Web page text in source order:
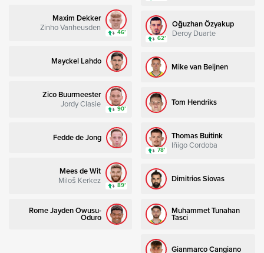
Maxim Dekker
Zinho Vanheusden
46’
Mayckel Lahdo
Zico Buurmeester
Jordy Clasie
90’
Fedde de Jong
Mees de Wit
Miloš Kerkez
89’
Rome Jayden Owusu-
Oduro
Oğuzhan Özyakup
Deroy Duarte
62’
Mike van Beijnen
Tom Hendriks
Thomas Buitink
Iñigo Cordoba
78’
Dimitrios Siovas
Muhammet Tunahan
Tasci
Gianmarco Cangiano